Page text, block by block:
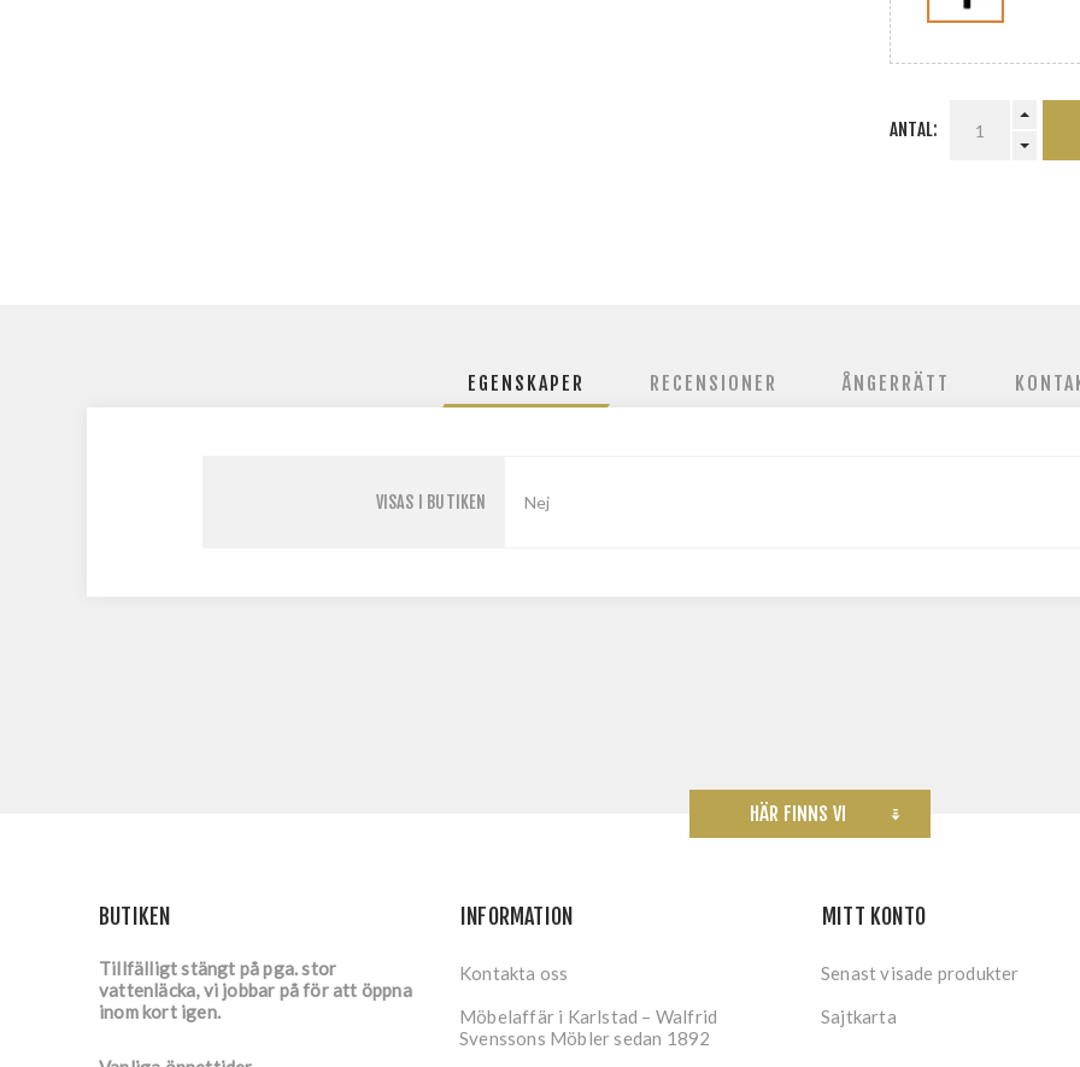
ANTAL:
EGENSKAPER RECENSIONER ÅNGERRÄTT
VISAS I BUTIKEN Nej
HÄR FINNS VI
BUTIKEN
Tillfälligt stängt på pga. stor
vattenläcka, vi jobbar på för att öppna
inom kort igen.
INFORMATION
Kontakta oss
Möbelaffär i Karlstad – Walfrid
Svenssons Möbler sedan 1892
MITT KONTO
Senast visade produkter
Sajtkarta